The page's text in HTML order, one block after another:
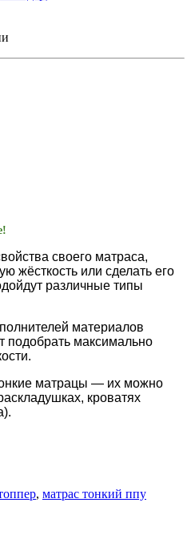
своего матраса,
жёсткость или сделать его
различные типы
материалов
подобрать максимально
матрацы — их можно
кроватях
, матрас тонкий ппу